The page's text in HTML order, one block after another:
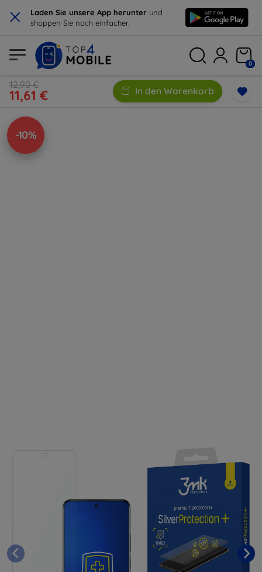
× Laden Sie unsere App herunter und
shoppen Sie noch einfacher.
0
12,90 €
11,61 € In den Warenkorb
-10%